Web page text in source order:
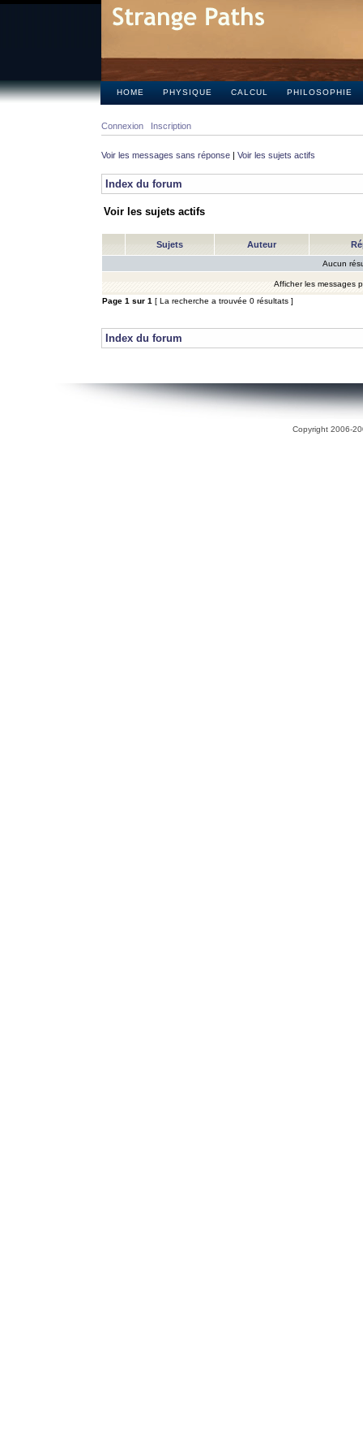
HOME PHYSIQUE CALCUL PHILOSOPHIE
Connexion Inscription
Voir les messages sans réponse | Voir les sujets actifs
Index du forum
Voir les sujets actifs
Sujets Auteur
Aucun
Afficher les messages
Page 1 sur 1 [ La recherche a trouvée 0 résultats ]
Index du forum
Copyright 2006-